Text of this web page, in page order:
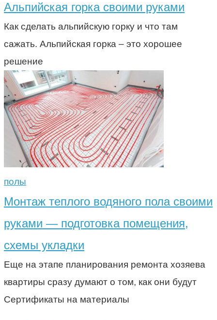
Альпийская горка своими руками
Как сделать альпийскую горку и что там
сажать. Альпийская горка – это хорошее
решение
полы
Монтаж теплого водяного пола своими
руками — подготовка помещения,
схемы укладки
Еще на этапе планирования ремонта хозяева
квартиры сразу думают о том, как они будут
Сертификаты на материалы